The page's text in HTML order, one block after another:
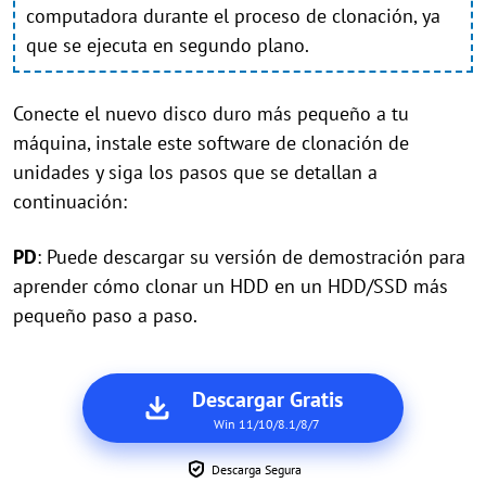
computadora durante el proceso de clonación, ya
que se ejecuta en segundo plano.
Conecte el nuevo disco duro más pequeño a tu
máquina, instale este software de clonación de
unidades y siga los pasos que se detallan a
continuación:
PD: Puede descargar su versión de demostración para
aprender cómo clonar un HDD en un HDD/SSD más
pequeño paso a paso.
Descargar Gratis
Win 11/10/8.1/8/7
Descarga Segura